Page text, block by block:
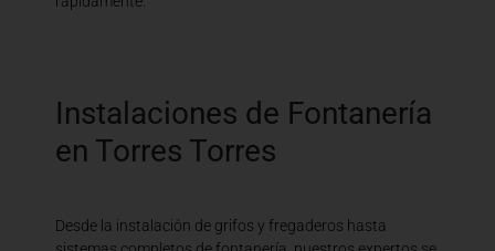
Instalaciones de Fontanería
en Torres Torres
Desde la instalación de grifos y fregaderos hasta